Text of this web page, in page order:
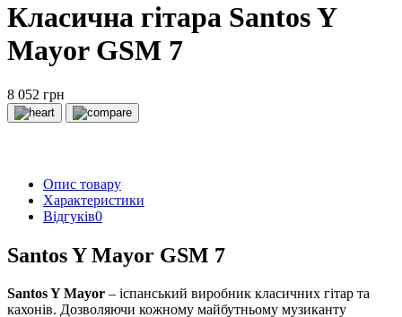
Класична гітара Santos Y
Mayor GSM 7
8 052 грн
Опис товару
Характеристики
Відгуків0
Santos Y Mayor GSM 7
Santos Y Mayor – іспанський виробник класичних гітар та
кахонів. Дозволяючи кожному майбутньому музиканту